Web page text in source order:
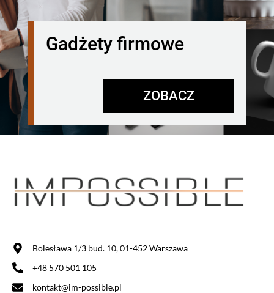
Gadżety firmowe
ZOBACZ
Bolesława 1/3 bud. 10, 01-452 Warszawa
+48 570 501 105
kontakt@im-possible.pl